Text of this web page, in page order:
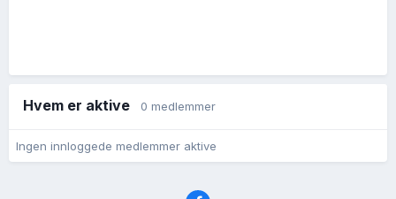
Hvem er aktive 0 medlemmer
Ingen innloggede medlemmer aktive